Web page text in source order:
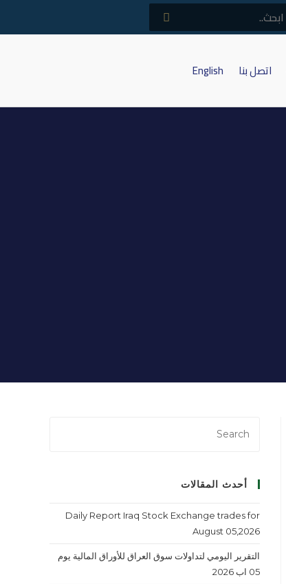
اتصل بنا English
أحدث المقالات
Daily Report Iraq Stock Exchange trades for
August 05,2026
التقرير اليومي لتداولات سوق العراق للأوراق المالية يوم
05 اب 2026